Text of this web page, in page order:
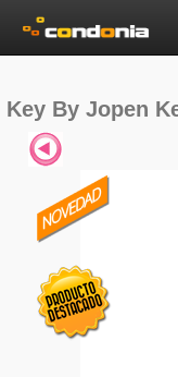
Key By
Key By Jopen